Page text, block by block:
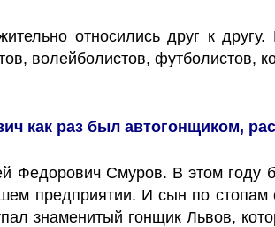
относились друг к
волейболистов,
как раз был автогонщиком,
Федорович Смуров. В этом году
предприятии. И сын по
знаменитый гонщик Львов,